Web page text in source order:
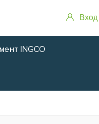
Вход
INGCO